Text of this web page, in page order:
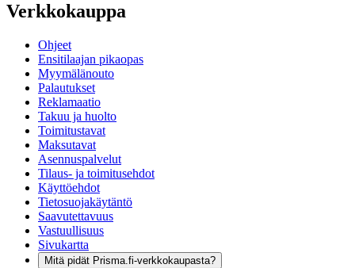
Verkkokauppa
Ohjeet
Ensitilaajan pikaopas
Myymälänouto
Palautukset
Reklamaatio
Takuu ja huolto
Toimitustavat
Maksutavat
Asennuspalvelut
Tilaus- ja toimitusehdot
Käyttöehdot
Tietosuojakäytäntö
Saavutettavuus
Vastuullisuus
Sivukartta
Mitä pidät Prisma.fi-verkkokaupasta?